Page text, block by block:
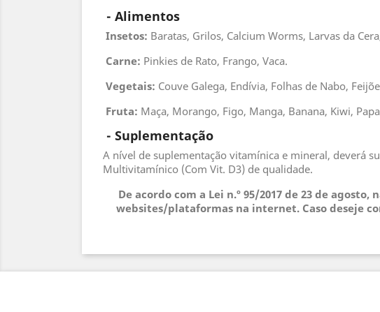
- Alimentos
Insetos: Baratas, Grilos, Calcium Worms, Larvas da
Carne: Pinkies de Rato, Frango, Vaca.
Vegetais: Couve Galega, Endívia, Folhas de Nabo,
Fruta: Maça, Morango, Figo, Manga, Banana, Kiwi,
- Suplementação
A nível de suplementação vitamínica e mineral, deverá
Multivitamínico (Com Vit. D3) de qualidade.
De acordo com a Lei n.º 95/2017 de 23 de
websites/plataformas na internet. Caso deseje